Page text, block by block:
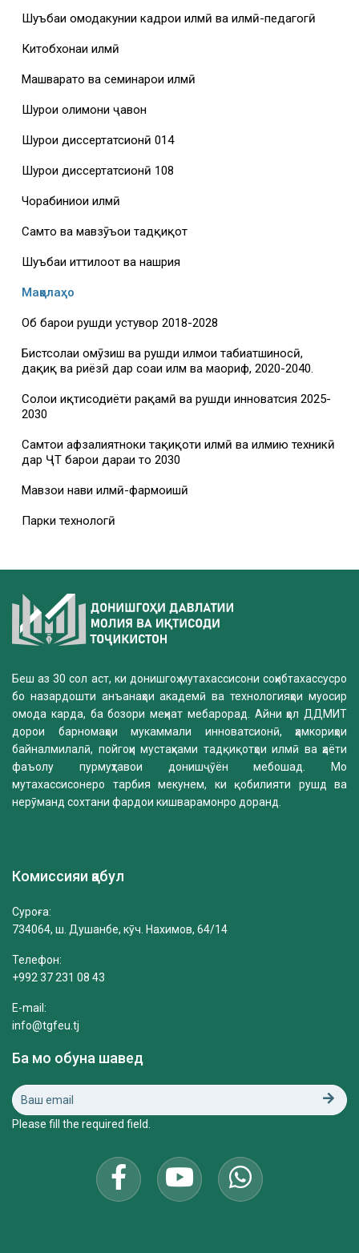
Шуъбаи омодакунии кадрҳои илмӣ ва илмӣ-педагогӣ
Китобхонаи илмӣ
Машваратҳо ва семинарҳои илмӣ
Шурои олимони ҷавон
Шурои диссертатсионӣ 014
Шурои диссертатсионӣ 108
Чорабиниҳои илмӣ
Самтҳо ва мавзӯъҳои тадқиқот
Шуъбаи иттилоот ва нашрия
Мақолаҳо
Об барои рушди устувор 2018-2028
Бистсолаи омӯзиш ва рушди илмҳои табиатшиносӣ,
дақиқ ва риёзӣ дар соҳаи илм ва маориф, 2020-2040.
Солҳои иқтисодиёти рақамӣ ва рушди инноватсия 2025-
2030
Самтҳои афзалиятноки таҳқиқоти илмӣ ва илмию техникӣ
дар ҶТ барои дараи то 2030
Мавзҳои нави илмӣ-фармоишӣ
Парки технологӣ
Беш аз 30 сол аст, ки донишгоҳ мутахассисони соҳибтахассусро
бо назардошти анъанаҳои академӣ ва технологияҳои муосир
омода карда, ба бозори меҳнат мебарорад. Айни ҳол ДДМИТ
дорои барномаҳои мукаммали инноватсионӣ, ҳамкориҳои
байналмилалӣ, пойгоҳи мустаҳками тадқиқотҳои илмӣ ва ҳаёти
фаъолу пурмуҳтавои донишҷӯён мебошад. Мо
мутахассисонеро тарбия мекунем, ки қобилияти рушд ва
нерӯманд сохтани фардои кишварамонро доранд.
Комиссияи қабул
Суроға:
734064, ш. Душанбе, кӯч. Нахимов, 64/14
Телефон:
+992 37 231 08 43
E-mail:
info@tgfeu.tj
Ба мо обуна шавед
Please fill the required field.